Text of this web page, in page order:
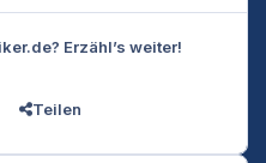
Erzähl’s weiter!
Teilen